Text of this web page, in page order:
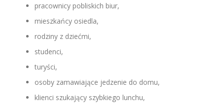
pracownicy pobliskich biur,
mieszkańcy osiedla,
rodziny z dziećmi,
studenci,
turyści,
osoby zamawiające jedzenie do domu,
klienci szukający szybkiego lunchu,